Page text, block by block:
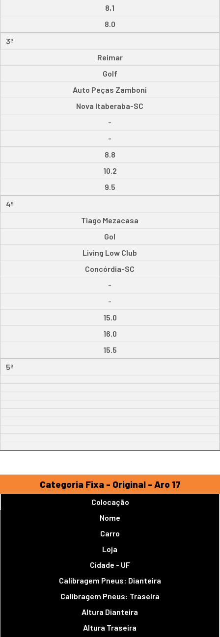
8,1
8.0
3º
Reimar
Golf
Auto Peças Zamboni
Nova Itaberaba-SC
-
-
8.8
10.2
9.5
4º
Tiago Mezacasa
Gol
Living Low Club
Concórdia-SC
-
-
15.0
16.0
15.5
5º
Categoria Fixa - Original - Aro 17
Colocação
Nome
Carro
Loja
Cidade - UF
Calibragem Pneus: Dianteira
Calibragem Pneus: Traseira
Altura Dianteira
Altura Traseira